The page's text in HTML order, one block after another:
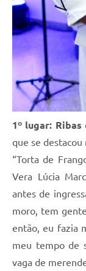
1º lugar:
que se destacou
“Torta de
Vera Lúcia
antes de
moro, tem
então, eu fazia
meu tempo de
vaga de